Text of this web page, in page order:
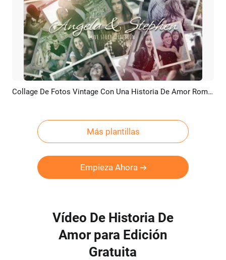
Previsualizar Crear IA Collage De Fotos Vintage Con Una Historia De Amor Romántica, Aniversario De Bodas Y Presentación De Diapositivas
Más plantillas
Empieza Ahora
Vídeo De Historia De
Amor para Edición
Gratuita